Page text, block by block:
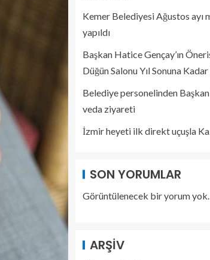
Kemer Belediyesi Ağustos ayı
yapıldı
Başkan Hatice Gençay’ın
Düğün Salonu Yıl Sonuna
Belediye personelinden
veda ziyareti
İzmir heyeti ilk direkt uçuşla
SON YORUMLAR
Görüntülenecek bir yorum yok.
ARŞIV